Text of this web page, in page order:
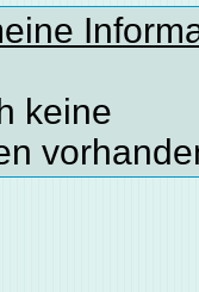
keine